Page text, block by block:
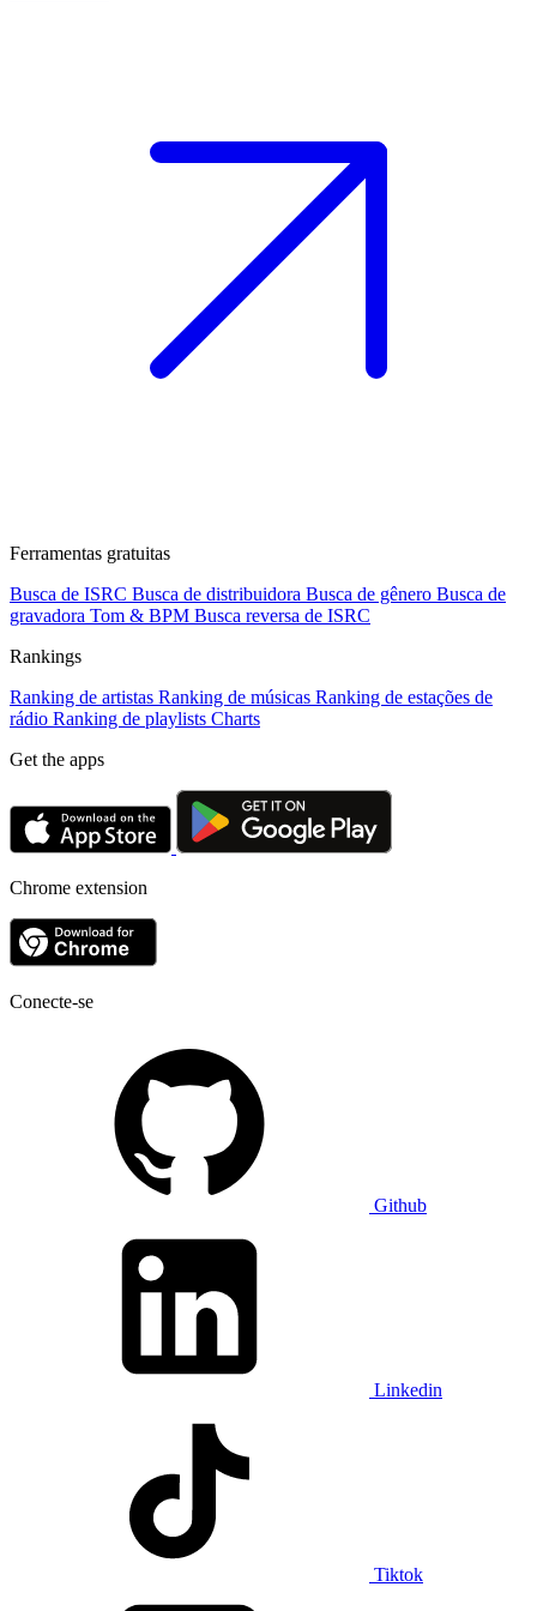
Ferramentas gratuitas
Busca de ISRC Busca de distribuidora Busca de gênero Busca de
gravadora Tom & BPM Busca reversa de ISRC
Rankings
Ranking de artistas Ranking de músicas Ranking de estações de
rádio Ranking de playlists Charts
Get the apps
Chrome extension
Conecte-se
Github
Linkedin
Tiktok